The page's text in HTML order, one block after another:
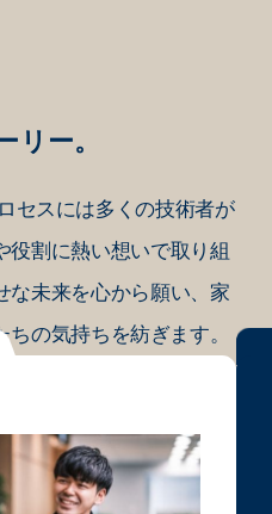
リー。
セスには多くの技術者が
役割に熱い想いで取り組
な未来を心から願い、 家
の気持ちを紡ぎます。